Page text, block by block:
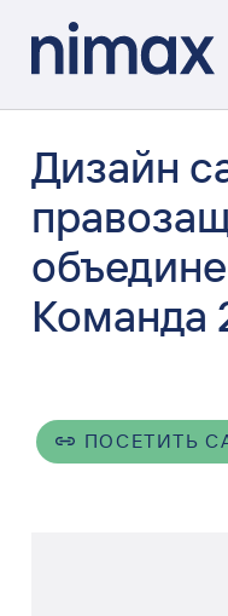
Дизайн
Команда
ПОСЕТИТЬ